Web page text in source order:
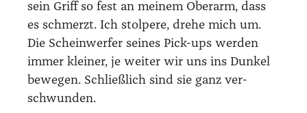
sein Griff so fest an mei­nem Ober­arm, dass
es schmerzt. Ich stol­pe­re, dre­he mich um.
Die Schein­wer­fer sei­nes Pick-ups wer­den
immer klei­ner, je wei­ter wir uns ins Dun­kel
bewe­gen. Schließ­lich sind sie ganz ver­
schwun­den.